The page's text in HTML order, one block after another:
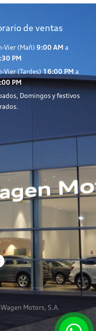
de ventas
Vier (Mañ) 9:00 AM a
PM
Vier (Tardes) 16:00 PM a
PM
Domingos y festivos
Motors, S.A.